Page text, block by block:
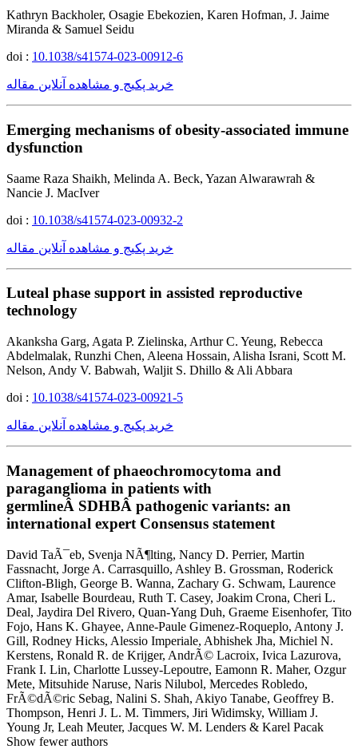
Kathryn Backholer, Osagie Ebekozien, Karen Hofman, J. Jaime
Miranda & Samuel Seidu
doi : 10.1038/s41574-023-00912-6
خرید پکیج و مشاهده آنلاین مقاله
Emerging mechanisms of obesity-associated immune
dysfunction
Saame Raza Shaikh, Melinda A. Beck, Yazan Alwarawrah &
Nancie J. MacIver
doi : 10.1038/s41574-023-00932-2
خرید پکیج و مشاهده آنلاین مقاله
Luteal phase support in assisted reproductive
technology
Akanksha Garg, Agata P. Zielinska, Arthur C. Yeung, Rebecca
Abdelmalak, Runzhi Chen, Aleena Hossain, Alisha Israni, Scott M.
Nelson, Andy V. Babwah, Waljit S. Dhillo & Ali Abbara
doi : 10.1038/s41574-023-00921-5
خرید پکیج و مشاهده آنلاین مقاله
Management of phaeochromocytoma and
paraganglioma in patients with
germlineÂ SDHBÂ pathogenic variants: an
international expert Consensus statement
David TaÃ¯eb, Svenja NÃ¶lting, Nancy D. Perrier, Martin
Fassnacht, Jorge A. Carrasquillo, Ashley B. Grossman, Roderick
Clifton-Bligh, George B. Wanna, Zachary G. Schwam, Laurence
Amar, Isabelle Bourdeau, Ruth T. Casey, Joakim Crona, Cheri L.
Deal, Jaydira Del Rivero, Quan-Yang Duh, Graeme Eisenhofer, Tito
Fojo, Hans K. Ghayee, Anne-Paule Gimenez-Roqueplo, Antony J.
Gill, Rodney Hicks, Alessio Imperiale, Abhishek Jha, Michiel N.
Kerstens, Ronald R. de Krijger, AndrÃ© Lacroix, Ivica Lazurova,
Frank I. Lin, Charlotte Lussey-Lepoutre, Eamonn R. Maher, Ozgur
Mete, Mitsuhide Naruse, Naris Nilubol, Mercedes Robledo,
FrÃ©dÃ©ric Sebag, Nalini S. Shah, Akiyo Tanabe, Geoffrey B.
Thompson, Henri J. L. M. Timmers, Jiri Widimsky, William J.
Young Jr, Leah Meuter, Jacques W. M. Lenders & Karel Pacak
Show fewer authors